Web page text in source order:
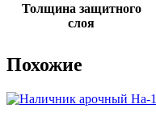
Толщина защитного
слоя
Похожие